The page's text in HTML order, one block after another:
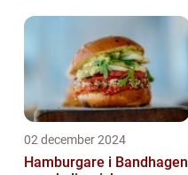
02 december 2024
Hamburgare i Bandhagen